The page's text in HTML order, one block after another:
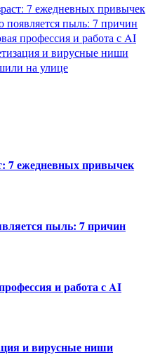
7 ежедневных привычек
пыль: 7 причин
профессия и работа с AI
и вирусные ниши
на улице
7 ежедневных привычек
пыль: 7 причин
и работа с AI
и вирусные ниши